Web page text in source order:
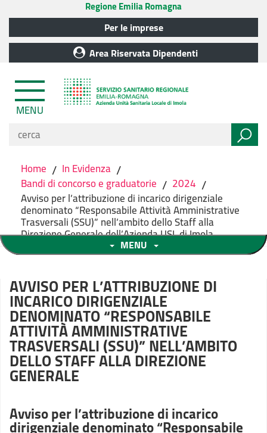
Regione Emilia Romagna
Per le imprese
Area Riservata Dipendenti
MENU
Home / In Evidenza /
Bandi di concorso e graduatorie / 2024 /
Avviso per l’attribuzione di incarico dirigenziale
denominato “Responsabile Attività Amministrative
Trasversali (SSU)” nell’ambito dello Staff alla
Direzione Generale dell’Azienda USL di Imola
MENU
AVVISO PER L’ATTRIBUZIONE DI
INCARICO DIRIGENZIALE
DENOMINATO “RESPONSABILE
ATTIVITÀ AMMINISTRATIVE
TRASVERSALI (SSU)” NELL’AMBITO
DELLO STAFF ALLA DIREZIONE
GENERALE
Avviso per l’attribuzione di incarico
dirigenziale denominato “Responsabile